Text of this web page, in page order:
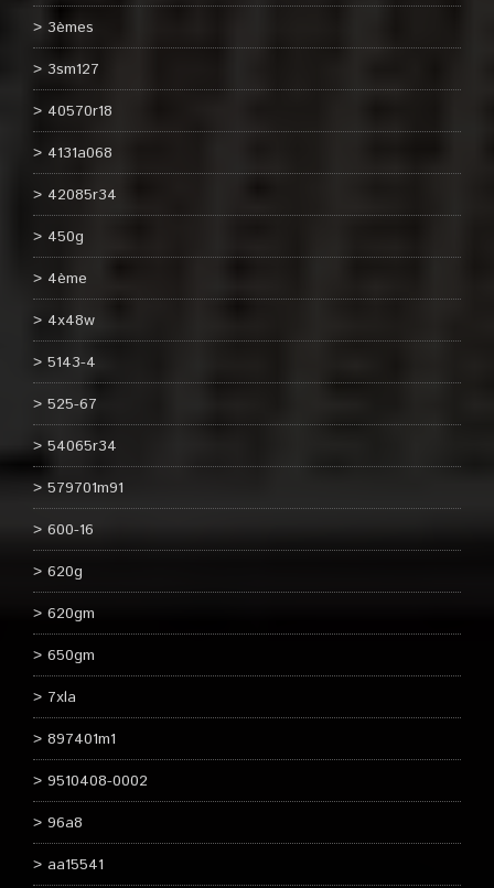
3èmes
3sm127
40570r18
4131a068
42085r34
450g
4ème
4x48w
5143-4
525-67
54065r34
579701m91
600-16
620g
620gm
650gm
7xla
897401m1
9510408-0002
96a8
aa15541